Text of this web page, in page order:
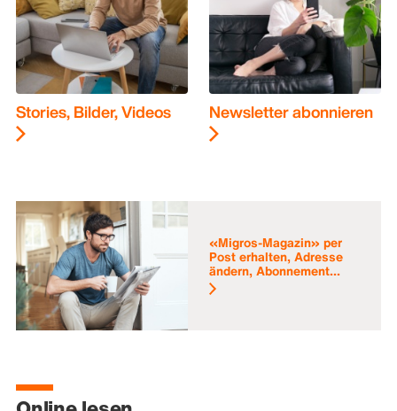
Stories, Bilder, Videos Newsletter abonnieren
«Migros-Magazin» per
Post erhalten, Adresse
ändern, Abonnement...